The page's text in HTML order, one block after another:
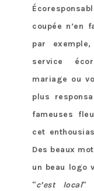
coupée n’en
par
service
mariage ou
plus
fameuses
cet
Des beaux
un beau logo
"c’est local"